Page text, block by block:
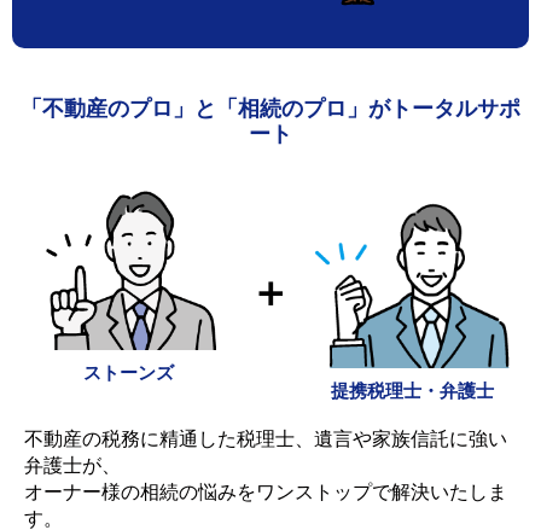
「不動産のプロ」と「相続のプロ」がトータルサポ
ート
ストーンズ
＋
提携税理士・弁護士
不動産の税務に精通した税理士、遺言や家族信託に強い
弁護士が、
オーナー様の相続の悩みをワンストップで解決いたしま
す。